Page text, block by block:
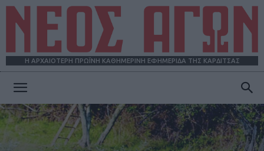
Η ΑΡΧΑΙΟΤΕΡΗ ΠΡΩΪΝΗ ΚΑΘΗΜΕΡΙΝΗ ΕΦΗΜΕΡΙΔΑ ΤΗΣ ΚΑΡΔΙΤΣΑΣ
ΑΓΩΝ